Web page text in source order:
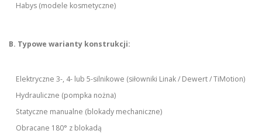
Habys (modele kosmetyczne)
B. Typowe warianty konstrukcji:
Elektryczne 3-, 4- lub 5-silnikowe (siłowniki Linak / Dewert / TiMotion)
Hydrauliczne (pompka nożna)
Statyczne manualne (blokady mechaniczne)
Obracane 180° z blokadą